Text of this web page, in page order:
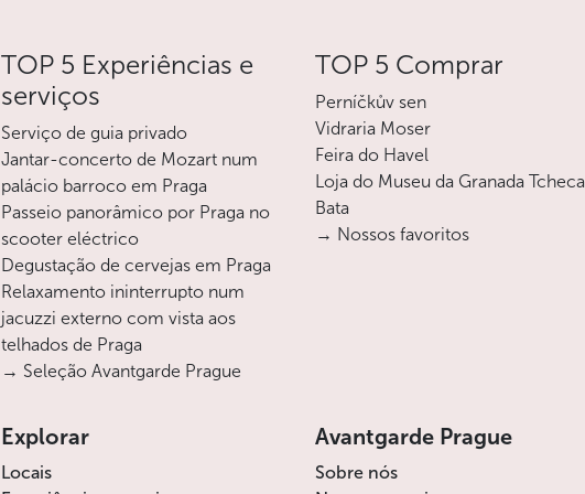
ricamente decoradas nos estilos
bem que os burgueses de Praga não
perderam a sua riqueza e autoconfiança
nem nos séculos seguintes.
O lado leste da praça é dominado pela
monumental fachada da Igreja de Nossa
Senhora de Týn. Esta igreja,
frequentemente designada como
a “catedral” da Cidade Velha. Ao mesmo
tempo, é também um símbolo das
divergências religiosas que levaram
guerra civil religiosa. O nicho onde hoje se
encontra uma estátua da Virgem Maria
abrigava originalmente um imenso cálice,
TOP 5 Experiências e
serviços
Serviço de guia privado
Jantar-concerto de Mozart num
palácio barroco em Praga
Passeio panorâmico por Praga no
scooter eléctrico
Degustação de cervejas em Praga
Relaxamento ininterrupto num
jacuzzi externo com vista aos
telhados de Praga
→ Seleção Avantgarde Prague
TOP 5 Comprar
Perníčkův sen
Vidraria Moser
Feira do Havel
Loja do Museu da Granada Tcheca
Bata
→ Nossos favoritos
Explorar
Locais
Avantgarde Prague
Sobre nós